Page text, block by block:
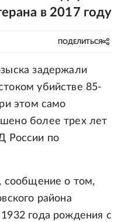
в 2017 году
ПОДЕЛИТЬСЯ
задержали
убийстве 85-
этом само
более трех лет
России по
сообщение о том,
района
года рождения с